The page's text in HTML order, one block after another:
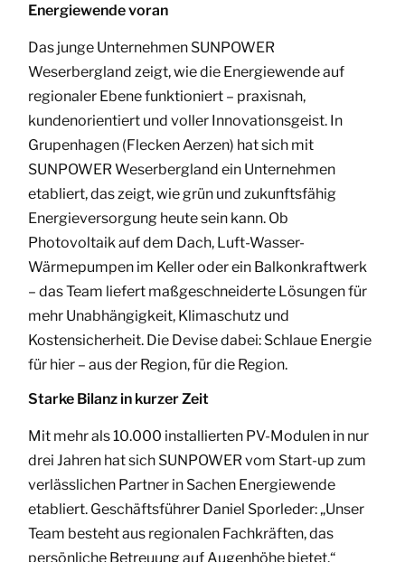
Energiewende voran
Das junge Unternehmen SUNPOWER
Weserbergland zeigt, wie die Energiewende auf
regionaler Ebene funktioniert – praxisnah,
kundenorientiert und voller Innovationsgeist. In
Grupenhagen (Flecken Aerzen) hat sich mit
SUNPOWER Weserbergland ein Unternehmen
etabliert, das zeigt, wie grün und zukunftsfähig
Energieversorgung heute sein kann. Ob
Photovoltaik auf dem Dach, Luft-Wasser-
Wärmepumpen im Keller oder ein Balkonkraftwerk
– das Team liefert maßgeschneiderte Lösungen für
mehr Unabhängigkeit, Klimaschutz und
Kostensicherheit. Die Devise dabei: Schlaue Energie
für hier – aus der Region, für die Region.
Starke Bilanz in kurzer Zeit
Mit mehr als 10.000 installierten PV-Modulen in nur
drei Jahren hat sich SUNPOWER vom Start-up zum
verlässlichen Partner in Sachen Energiewende
etabliert. Geschäftsführer Daniel Sporleder: „Unser
Team besteht aus regionalen Fachkräften, das
persönliche Betreuung auf Augenhöhe bietet.“